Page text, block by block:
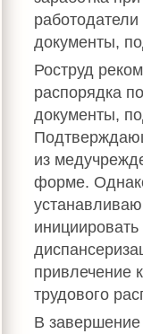
документы,
Роструд
распорядка
документы,
из
форме.
привлечение
трудового
В завершение